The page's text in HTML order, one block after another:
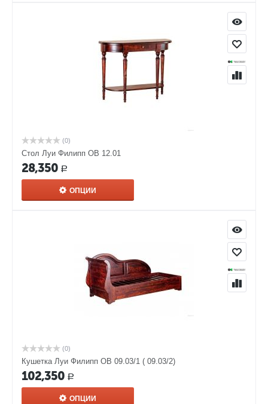
(0)
Стол Луи Филипп ОВ 12.01
28,350 Р
ОПЦИИ
(0)
Кушетка Луи Филипп ОВ 09.03/1 ( 09.03/2)
102,350 Р
ОПЦИИ